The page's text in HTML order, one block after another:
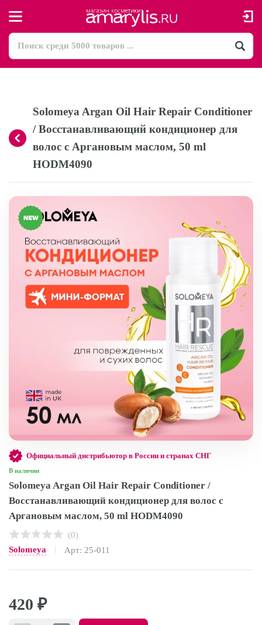
Solomeya Argan Oil Hair Repair Сonditioner
/ Восстанавливающий кондиционер для
волос с Аргановым маслом, 50 ml
HODM4090
Официальный дистрибьютор в России и странах СНГ
В наличии
Solomeya Argan Oil Hair Repair Сonditioner /
Восстанавливающий кондиционер для волос с
Аргановым маслом, 50 ml HODM4090
(0)
Solomeya
Арт: 25-011
420 ₽